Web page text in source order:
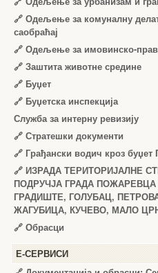
🔗 Одељење за комуналну
саобраћај
🔗 Одељење за имовинско-
🔗 Заштита животне средине
🔗 Буџет
🔗 Буџетска инспекција
Служба за интерну ревизију
🔗 Стратешки документи
🔗 Грађански водич кроз буџет
🔗 ИЗРАДА ТЕРИТОРИЈАЛНЕ
ПОДРУЧЈА ГРАДА
ГРАДИШТЕ, ГОЛУБАЦ,
ЖАГУБИЦА, КУЧЕВО, МАЛО
🔗 Обрасци
Е-СЕРВИСИ